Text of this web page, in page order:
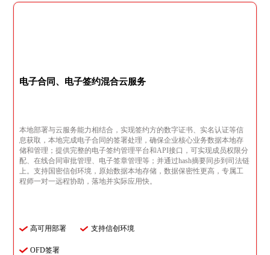
电子合同、电子签约混合云服务
本地部署与云服务能力相结合，实现签约方的数字证书、实名认证等信
息获取，本地完成电子合同的签署处理，确保企业核心业务数据本地存
储和管理；提供完整的电子签约管理平台和API接口，可实现成员权限分
配、在线合同审批管理、电子签章管理等；并通过hash摘要同步到司法链
上。支持国密信创环境，原始数据本地存储，数据保密性更高，专属工
程师一对一远程协助，落地并实际应用快。
高可用部署 支持信创环境
OFD签署